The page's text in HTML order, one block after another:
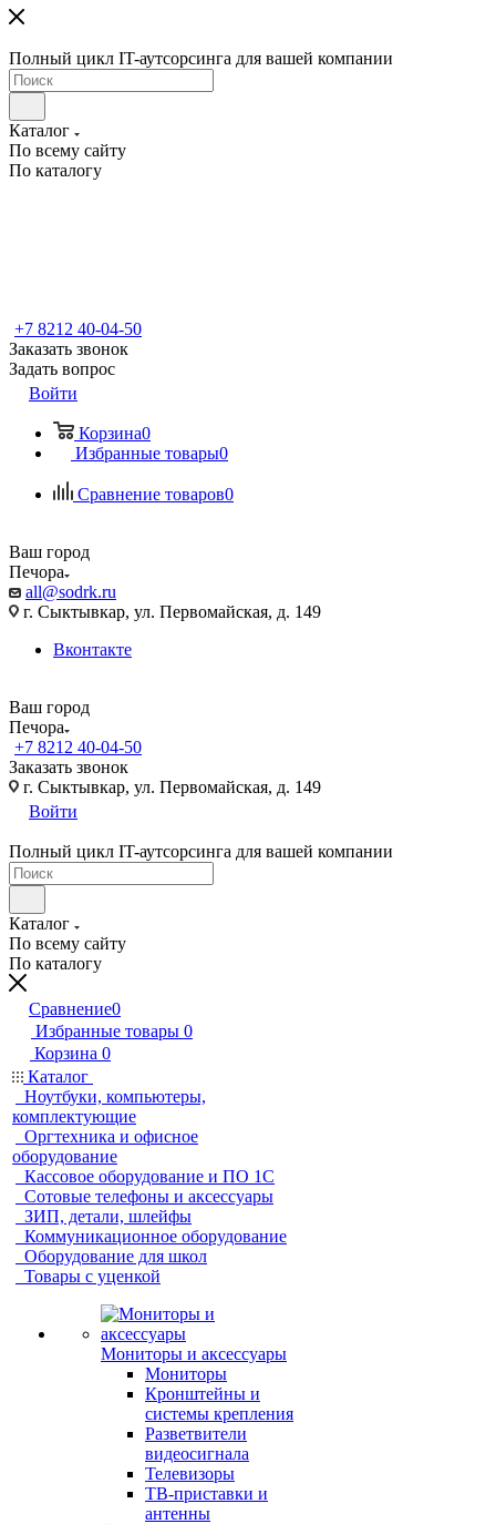
Полный цикл IT-аутсорсинга для вашей компании
Каталог
По всему сайту
По каталогу
+7 8212 40-04-50
Заказать звонок
Задать вопрос
Войти
Корзина0
Избранные товары0
Сравнение товаров0
Ваш город
Печора
all@sodrk.ru
г. Сыктывкар, ул. Первомайская, д. 149
Вконтакте
Ваш город
Печора
+7 8212 40-04-50
Заказать звонок
г. Сыктывкар, ул. Первомайская, д. 149
Войти
Полный цикл IT-аутсорсинга для вашей компании
Каталог
По всему сайту
По каталогу
Сравнение0
Избранные товары 0
Корзина 0
Каталог
Ноутбуки, компьютеры,
комплектующие
Оргтехника и офисное
оборудование
Кассовое оборудование и ПО 1С
Сотовые телефоны и аксессуары
ЗИП, детали, шлейфы
Коммуникационное оборудование
Оборудование для школ
Товары с уценкой
Мониторы и аксессуары
Мониторы
Кронштейны и
системы крепления
Разветвители
видеосигнала
Телевизоры
ТВ-приставки и
антенны